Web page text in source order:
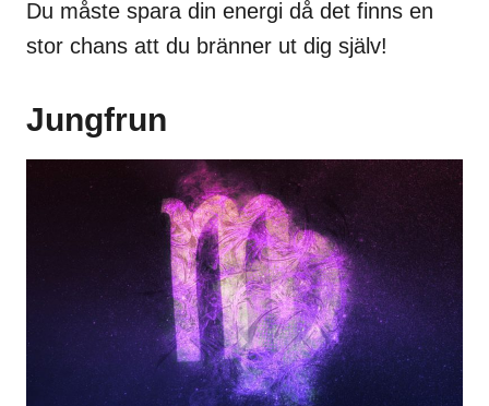
Du måste spara din energi då det finns en
stor chans att du bränner ut dig själv!
Jungfrun